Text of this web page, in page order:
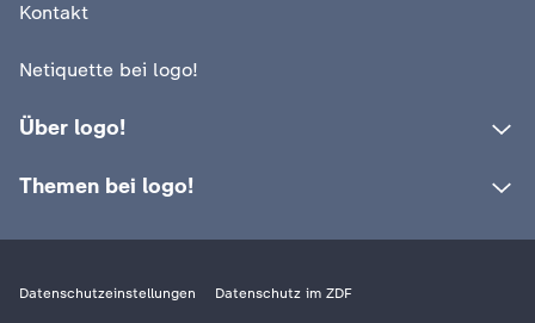
Kontakt
Netiquette bei logo!
Über logo!
Themen bei logo!
Datenschutzeinstellungen Datenschutz im ZDF